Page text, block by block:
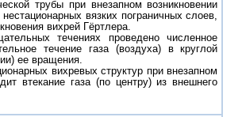
трубы при внезапном возникновении
вязких пограничных слоев,
вихрей Гёртлера.
течениях проведено численное
течение газа (воздуха) в круглой
ее вращения.
вихревых структур при внезапном
втекание газа (по центру) из внешнего